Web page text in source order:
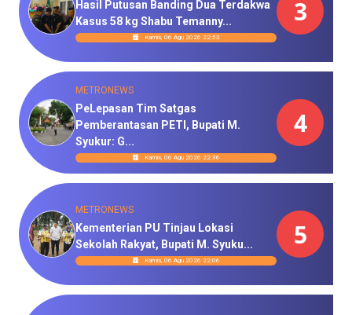
Hasil Putusan Banding Dua Terdakwa
Kasus 58 kg Shabu Temanny...
Kamis, 06 Agu 2026 22:53
3
METRONEWS
PeLepasan Tim Satgas
Pemberantasan PETI, Bupati M.
Syukur: G...
Kamis, 06 Agu 2026 22:36
4
METRONEWS
Kementerian PU Tinjau Lokasi
Sekolah Rakyat, Bupati M. Syuku...
Kamis, 06 Agu 2026 22:06
5